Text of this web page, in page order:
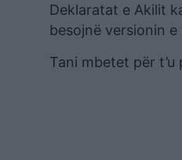
Deklaratat e Akilit
besojnë versionin e
Tani mbetet për